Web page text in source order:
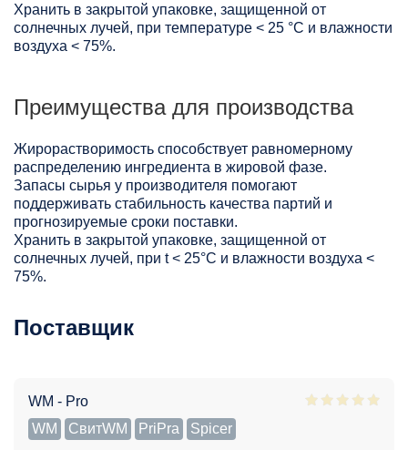
Хранить в закрытой упаковке, защищенной от
солнечных лучей, при температуре < 25 °C и влажности
воздуха < 75%.
Преимущества для производства
Жирорастворимость способствует равномерному
распределению ингредиента в жировой фазе.
Запасы сырья у производителя помогают
поддерживать стабильность качества партий и
прогнозируемые сроки поставки.
Хранить в закрытой упаковке, защищенной от
солнечных лучей, при t < 25°С и влажности воздуха <
75%.
Поставщик
WM - Pro
WM
СвитWM PriPra Spicer